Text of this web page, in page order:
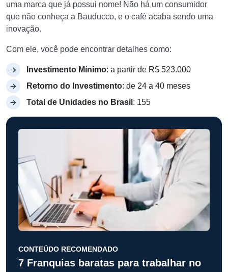
uma marca que já possui nome! Não há um consumidor
que não conheça a Bauducco, e o café acaba sendo uma
inovação.
Com ele, você pode encontrar detalhes como:
Investimento Mínimo: a partir de R$ 523.000
Retorno do Investimento: de 24 a 40 meses
Total de Unidades no Brasil : 155
CONTEÚDO RECOMENDADO
7 Franquias baratas para trabalhar no